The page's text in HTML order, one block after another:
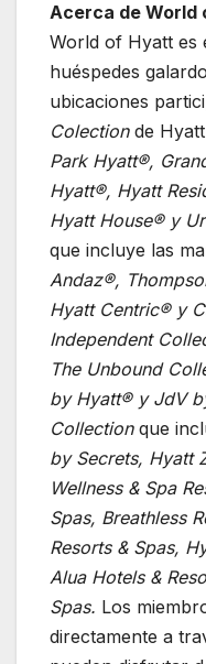
Acerca de World
World of Hyatt es
huéspedes
ubicaciones
Colectionde Hyatt
Park Hyatt®,
Hyatt®, Hyatt
Hyatt House® y
que incluye las
Andaz®,
Hyatt Centric® y
Independent
The Unbound
by Hyatt® y JdV
Collectionque
by Secrets, Hyatt
Wellness & Spa
Spas, Breathless
Resorts & Spas,
Alua Hotels &
Spas. Los
directamente a